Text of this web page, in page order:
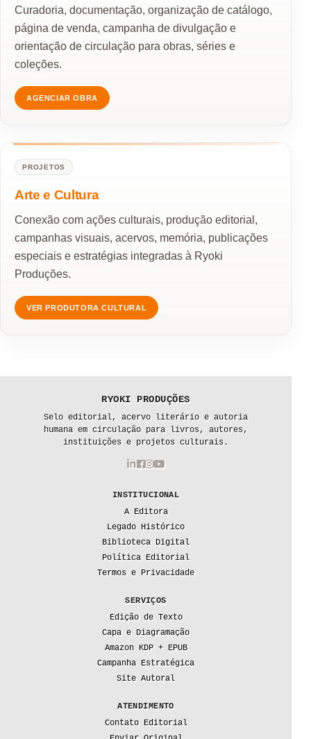
Curadoria, documentação, organização de catálogo,
página de venda, campanha de divulgação e
orientação de circulação para obras, séries e
coleções.
AGENCIAR OBRA
PROJETOS
Arte e Cultura
Conexão com ações culturais, produção editorial,
campanhas visuais, acervos, memória, publicações
especiais e estratégias integradas à Ryoki
Produções.
VER PRODUTORA CULTURAL
RYOKI PRODUÇÕES
Selo editorial, acervo literário e autoria
humana em circulação para livros, autores,
instituições e projetos culturais.
INSTITUCIONAL
A Editora
Legado Histórico
Biblioteca Digital
Política Editorial
Termos e Privacidade
SERVIÇOS
Edição de Texto
Capa e Diagramação
Amazon KDP + EPUB
Campanha Estratégica
Site Autoral
ATENDIMENTO
Contato Editorial